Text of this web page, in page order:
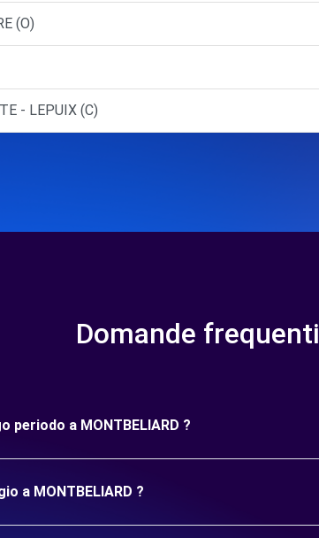
(O)
- LEPUIX (C)
Domande frequenti
periodo a MONTBELIARD ?
a MONTBELIARD ?